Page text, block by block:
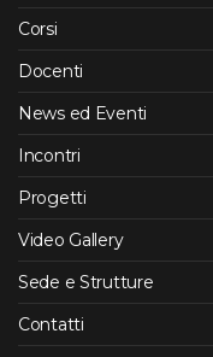
Corsi
Docenti
News ed Eventi
Incontri
Progetti
Video Gallery
Sede e Strutture
Contatti